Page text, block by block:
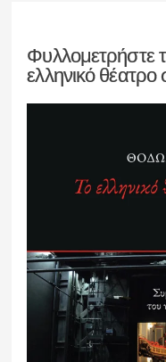
Φυλλομετρήστε
ελληνικό